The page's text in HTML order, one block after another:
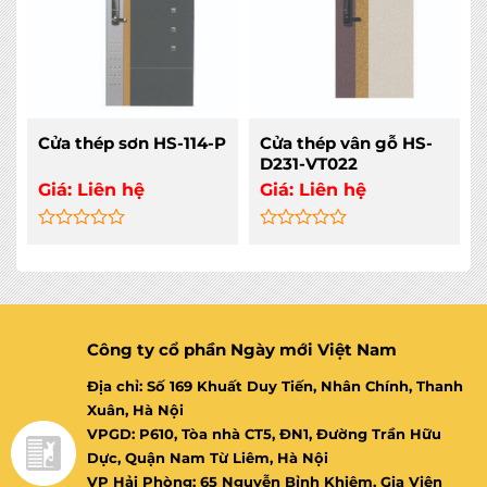
Cửa thép sơn HS-114-P
Giá: Liên hệ
out
of
Cửa thép vân gỗ HS-
D231-VT022
Giá: Liên hệ
out
of
Công ty cổ phần Ngày mới Việt Nam
Địa chỉ: Số 169 Khuất Duy Tiến, Nhân Chính, Thanh
Xuân, Hà Nội
VPGD: P610, Tòa nhà CT5, ĐN1, Đường Trần Hữu
Dực, Quận Nam Từ Liêm, Hà Nội
VP Hải Phòng: 65 Nguyễn Bỉnh Khiêm, Gia Viên